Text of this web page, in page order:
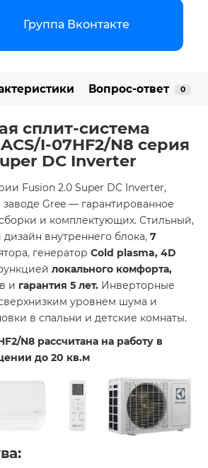
Группа Вконтакте
Вопрос-ответ 0
сплит-система
I-07HF2/N8 серия
DC Inverter
Fusion 2.0 Super DC Inverter,
Gree — гарантированное
и комплектующих. Стильный,
внутреннего блока, 7
генератор Cold plasma, 4D
локального комфорта,
и гарантия 5 лет. Инверторные
уровнем шума и
в спальни и детские комнаты.
N8 рассчитана на работу в
до 20 кв.м